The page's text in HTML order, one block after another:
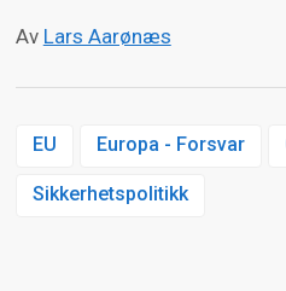
Av Lars Aarønæs
EU Europa - Forsvar
Sikkerhetspolitikk